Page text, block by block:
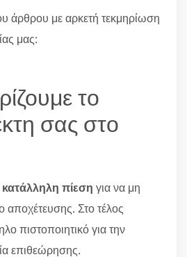
άρθρου με αρκετή τεκμηρίωση
μας:
το
σας στο
πίεση για να μη
αποχέτευσης. Στο τέλος
πιστοποιητικό για την
επιθεώρησης.